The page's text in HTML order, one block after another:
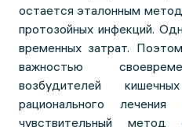
остается эталонным
протозойных инфекций.
временных затрат.
важностью
возбудителей
рационального
чувствительный метод